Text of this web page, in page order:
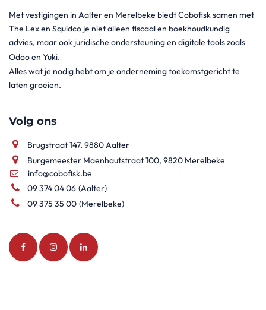
Met vestigingen in Aalter en Merelbeke biedt Cobofisk samen met
The Lex en Squidco je niet alleen fiscaal en boekhoudkundig
advies, maar ook juridische ondersteuning en digitale tools zoals
Odoo en Yuki.
Alles wat je nodig hebt om je onderneming toekomstgericht te
laten groeien.
Volg ons
Brugstraat 147, 9880 Aalter
Burgemeester Maenhautstraat 100, 9820 Merelbeke
info@cobofisk.be
09 374 04 06 (Aalter)
09 375 35 00 (Merelbeke)